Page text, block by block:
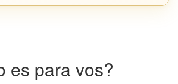
es para vos?